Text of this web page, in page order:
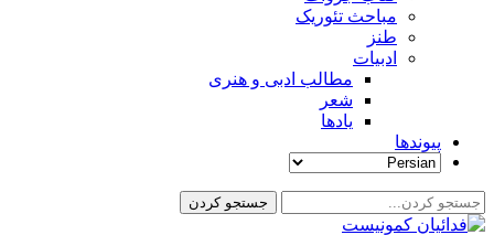
مباحث تئوریک
طنز
ادبیات
مطالب ادبی و هنری
شعر
یادها
پیوندها